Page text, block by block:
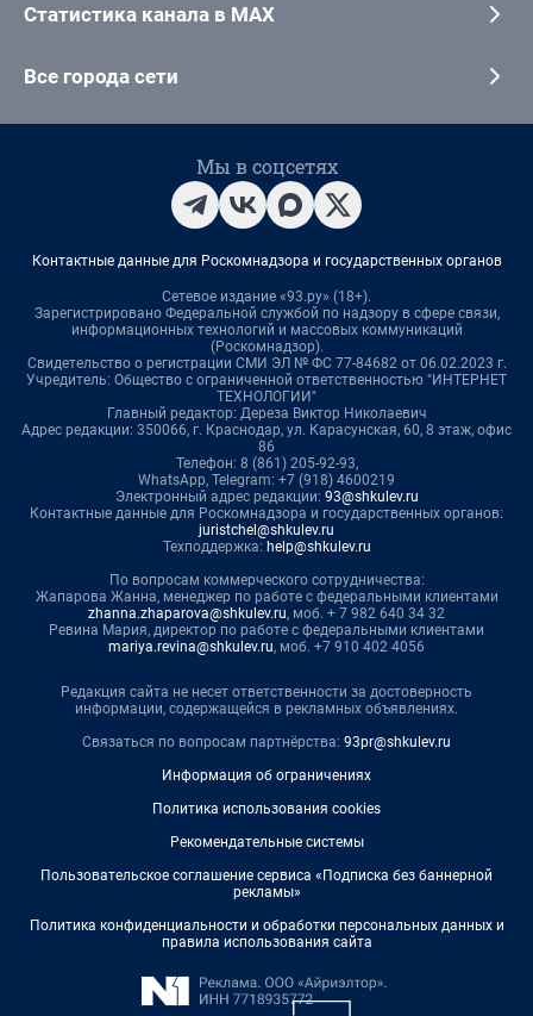
Статистика канала в MAX
Все города сети
Мы в соцсетях
Контактные данные для Роскомнадзора и государственных органов
Сетевое издание «93.ру» (18+).
Зарегистрировано Федеральной службой по надзору в сфере связи,
информационных технологий и массовых коммуникаций
(Роскомнадзор).
Свидетельство о регистрации СМИ ЭЛ № ФС 77-84682 от 06.02.2023 г.
Учредитель: Общество с ограниченной ответственностью "ИНТЕРНЕТ
ТЕХНОЛОГИИ"
Главный редактор: Дереза Виктор Николаевич
Адрес редакции: 350066, г. Краснодар, ул. Карасунская, 60, 8 этаж, офис
86
Телефон: 8 (861) 205-92-93,
WhatsApp, Telegram: +7 (918) 4600219
Электронный адрес редакции: 93@shkulev.ru
Контактные данные для Роскомнадзора и государственных органов:
juristchel@shkulev.ru
Техподдержка: help@shkulev.ru
По вопросам коммерческого сотрудничества:
Жапарова Жанна, менеджер по работе с федеральными клиентами
zhanna.zhaparova@shkulev.ru, моб. + 7 982 640 34 32
Ревина Мария, директор по работе с федеральными клиентами
mariya.revina@shkulev.ru, моб. +7 910 402 4056
Редакция сайта не несет ответственности за достоверность
информации, содержащейся в рекламных объявлениях.
Связаться по вопросам партнёрства: 93pr@shkulev.ru
Информация об ограничениях
Политика использования cookies
Рекомендательные системы
Пользовательское соглашение сервиса «Подписка без баннерной
рекламы»
Политика конфиденциальности и обработки персональных данных и
правила использования сайта